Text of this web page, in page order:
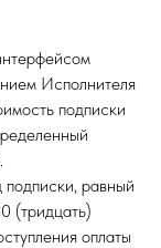
Исполнителя
подписки
равный
(тридцать)
оплаты